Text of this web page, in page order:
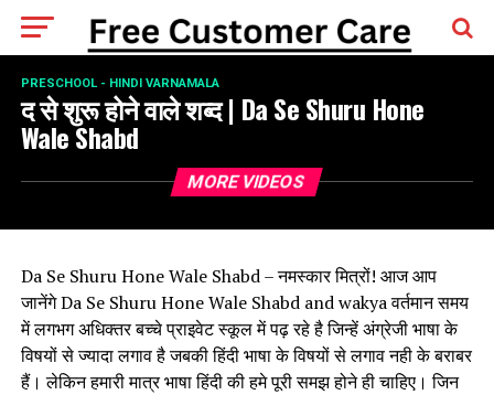
PRESCHOOL - HINDI VARNAMALA
द से शुरू होने वाले शब्द | Da Se Shuru Hone
Wale Shabd
MORE VIDEOS
Da Se Shuru Hone Wale Shabd – नमस्कार मित्रों! आज आप
जानेंगे Da Se Shuru Hone Wale Shabd and wakya वर्तमान समय
में लगभग अधिक्तर बच्चे प्राइवेट स्कूल में पढ़ रहे है जिन्हें अंग्रेजी भाषा के
विषयों से ज्यादा लगाव है जबकी हिंदी भाषा के विषयों से लगाव नही के बराबर
हैं। लेकिन हमारी मात्र भाषा हिंदी की हमे पूरी समझ होने ही चाहिए। जिन